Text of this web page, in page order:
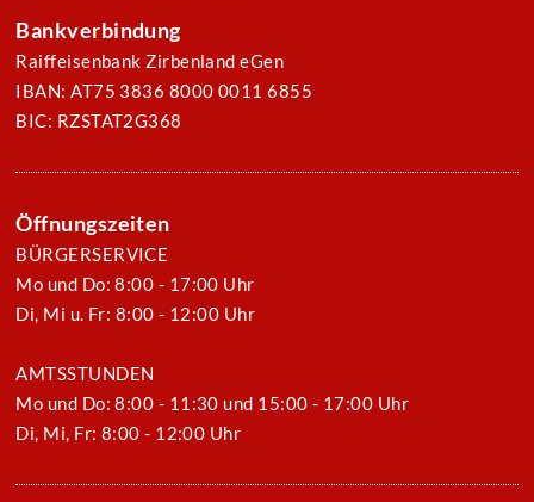
Bankverbindung
Raiffeisenbank Zirbenland eGen
IBAN: AT75 3836 8000 0011 6855
BIC: RZSTAT2G368
Öffnungszeiten
BÜRGERSERVICE
Mo und Do: 8:00 - 17:00 Uhr
Di, Mi u. Fr: 8:00 - 12:00 Uhr
AMTSSTUNDEN
Mo und Do: 8:00 - 11:30 und 15:00 - 17:00 Uhr
Di, Mi, Fr: 8:00 - 12:00 Uhr